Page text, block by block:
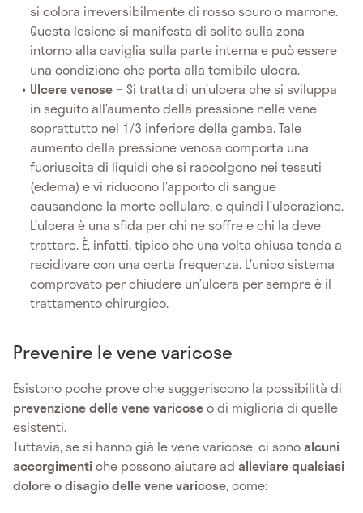
si colora irreversibilmente di rosso scuro o marrone.
Questa lesione si manifesta di solito sulla zona
intorno alla caviglia sulla parte interna e può essere
una condizione che porta alla temibile ulcera.
Ulcere venose− Si tratta di un’ulcera che si sviluppa
in seguito all’aumento della pressione nelle vene
soprattutto nel 1/3 inferiore della gamba. Tale
aumento della pressione venosa comporta una
fuoriuscita di liquidi che si raccolgono nei tessuti
(edema) e vi riducono l’apporto di sangue
causandone la morte cellulare, e quindi l’ulcerazione.
L’ulcera è una sfida per chi ne soffre e chi la deve
trattare. È, infatti, tipico che una volta chiusa tenda a
recidivare con una certa frequenza. L’unico sistema
comprovato per chiudere un’ulcera per sempre è il
trattamento chirurgico.
Prevenire le vene varicose
Esistono poche prove che suggeriscono la possibilità di
prevenzione delle vene varicoseo di miglioria di quelle
esistenti.
Tuttavia, se si hanno già le vene varicose, ci sonoalcuni
accorgimentiche possono aiutare ad alleviare qualsiasi
dolore o disagio delle vene varicose, come: